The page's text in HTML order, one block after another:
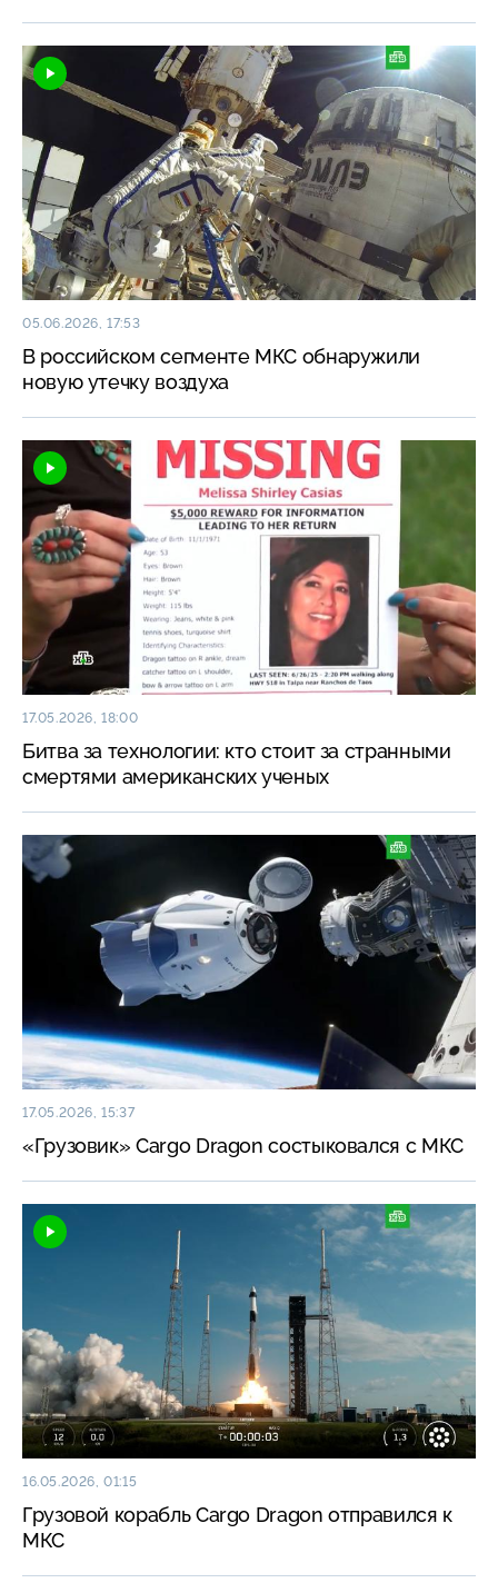
05.06.2026, 17:53
В российском сегменте МКС обнаружили
новую утечку воздуха
17.05.2026, 18:00
Битва за технологии: кто стоит за странными
смертями американских ученых
17.05.2026, 15:37
«Грузовик» Cargo Dragon состыковался с МКС
16.05.2026, 01:15
Грузовой корабль Cargo Dragon отправился к
МКС